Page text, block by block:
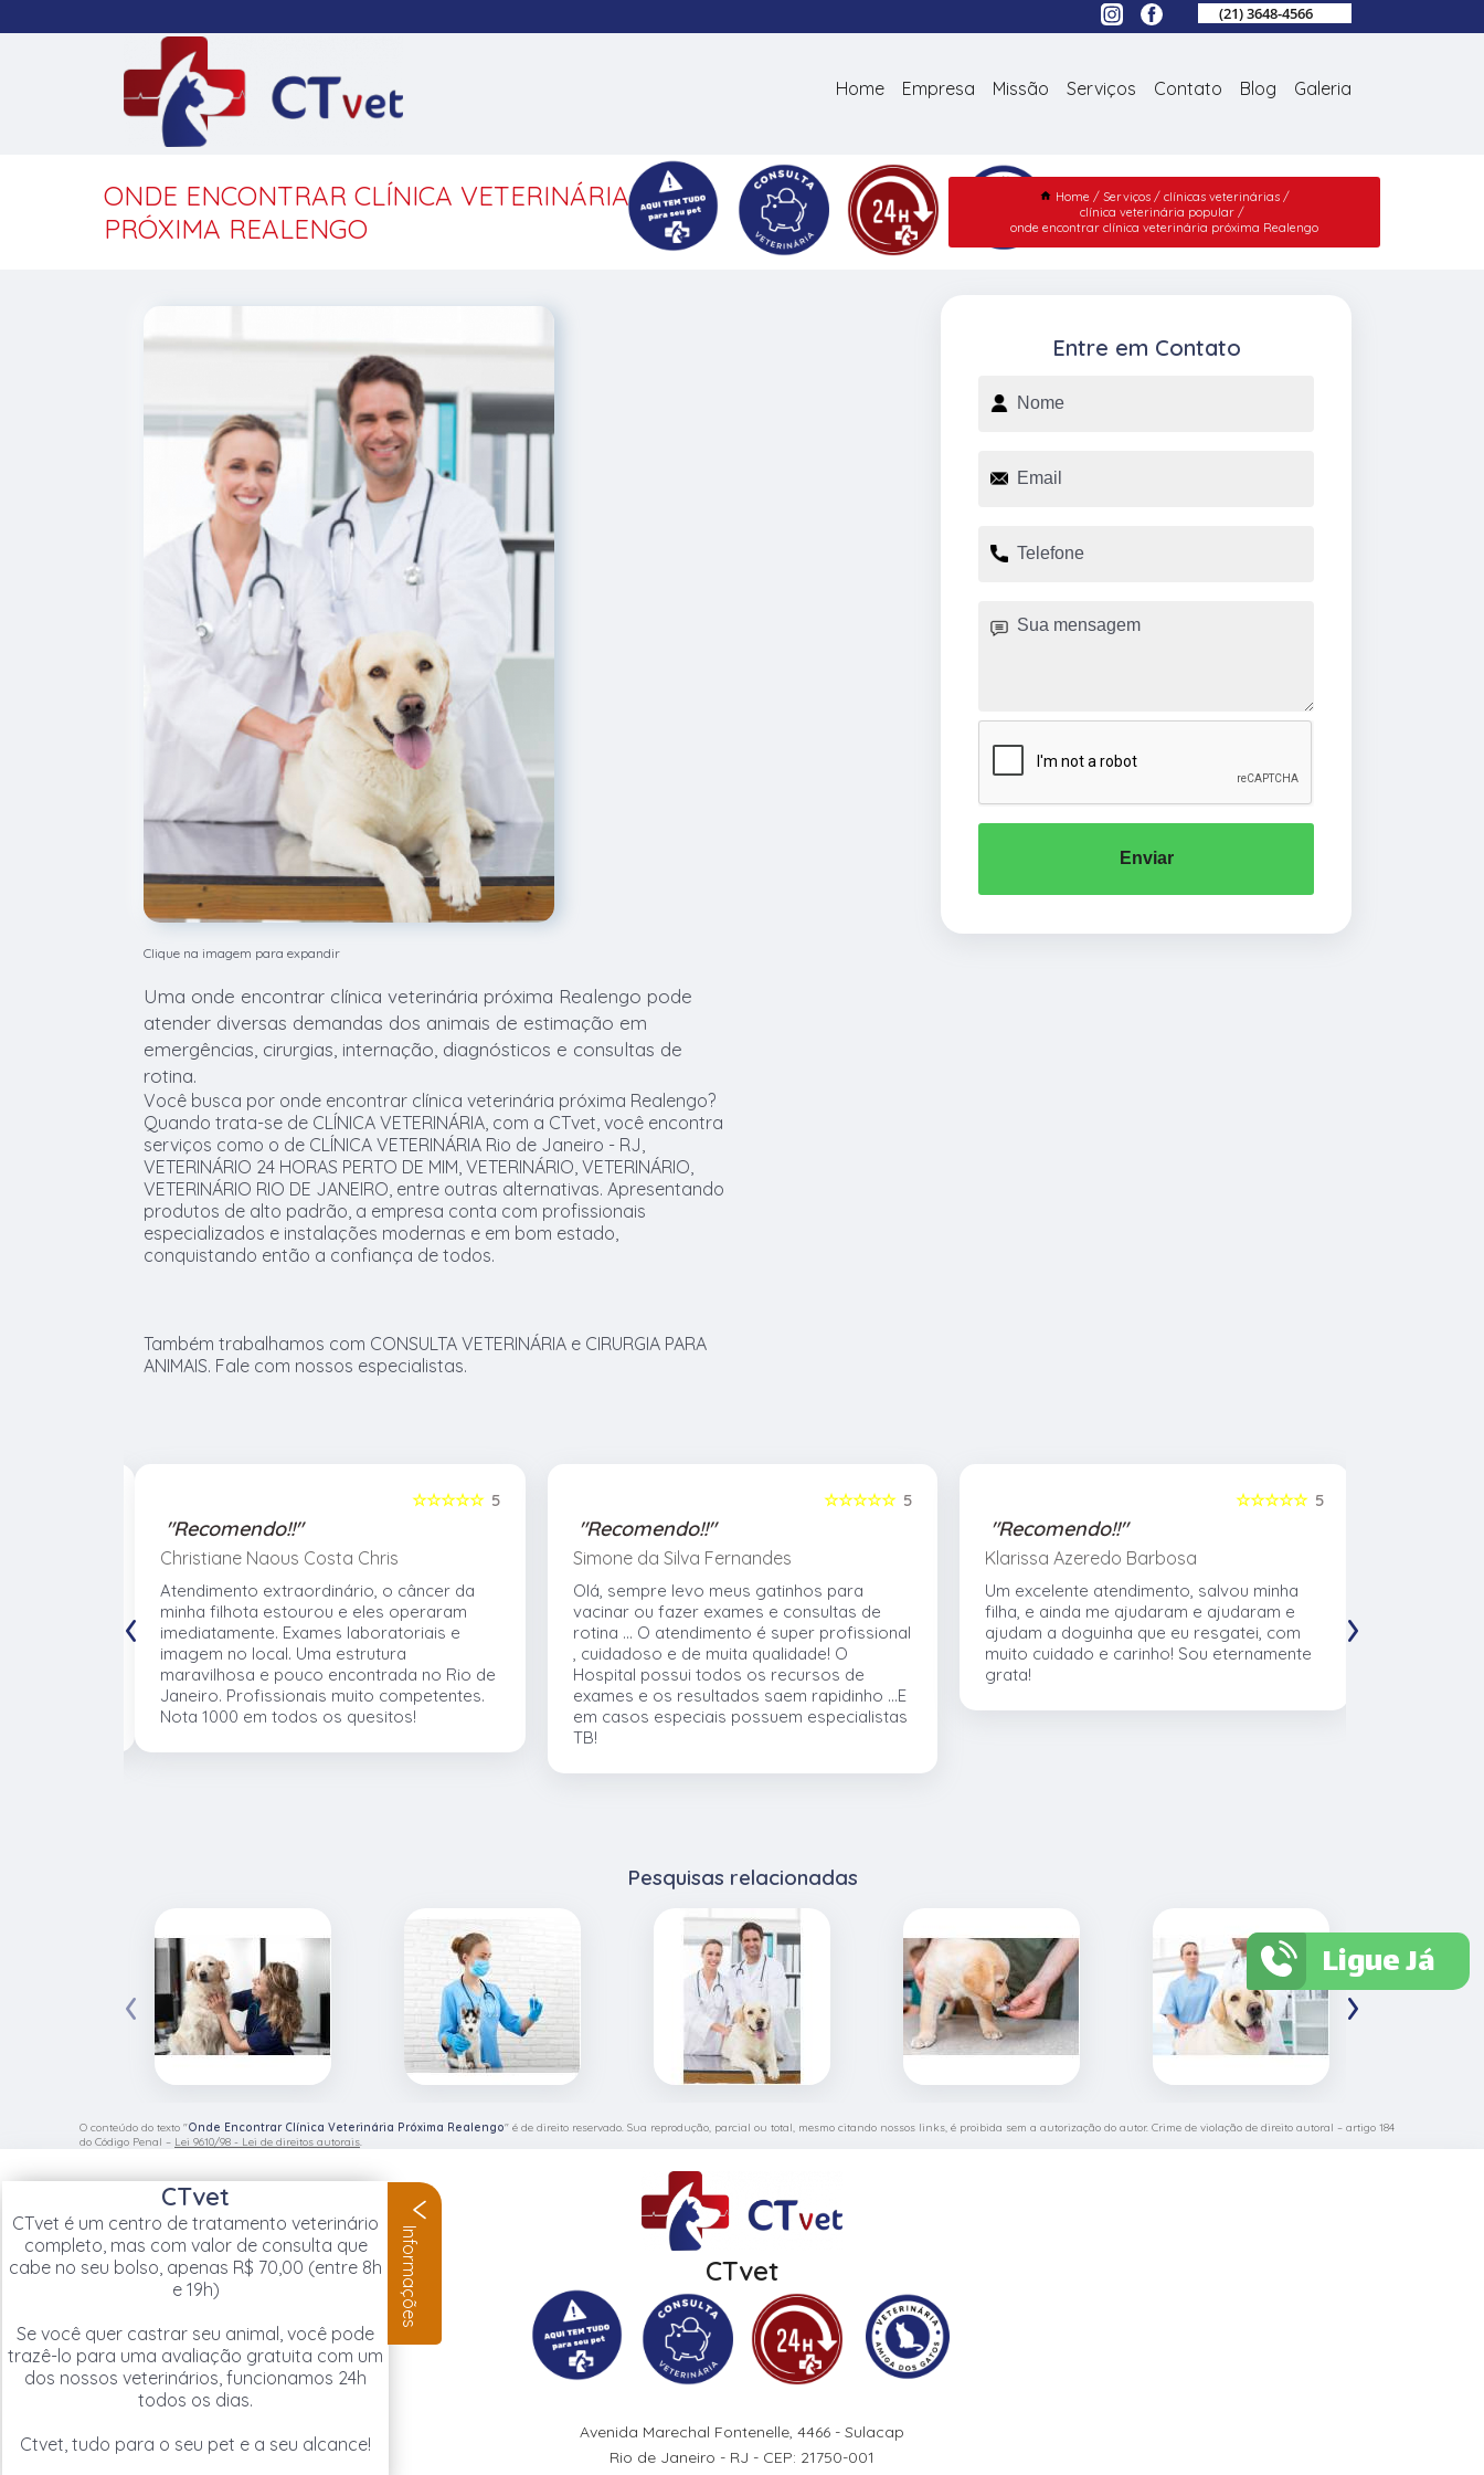
(21) 3648-4566
Home Empresa Missão Serviços Contato Blog Galeria
ONDE ENCONTRAR CLÍNICA VETERINÁRIA
PRÓXIMA REALENGO
Home Serviços
clínicas veterinárias
clínica veterinária popular
onde encontrar clínica veterinária próxima Realengo
Clique na imagem para expandir
Uma onde encontrar clínica veterinária próxima Realengo pode
atender diversas demandas dos animais de estimação em
emergências, cirurgias, internação, diagnósticos e consultas de
rotina.
Você busca por onde encontrar clínica veterinária próxima Realengo?
Quando trata-se de CLÍNICA VETERINÁRIA, com a CTvet, você encontra
serviços como o de CLÍNICA VETERINÁRIA Rio de Janeiro - RJ,
VETERINÁRIO 24 HORAS PERTO DE MIM, VETERINÁRIO, VETERINÁRIO,
VETERINÁRIO RIO DE JANEIRO, entre outras alternativas. Apresentando
produtos de alto padrão, a empresa conta com profissionais
especializados e instalações modernas e em bom estado,
conquistando então a confiança de todos.
Também trabalhamos com CONSULTA VETERINÁRIA e CIRURGIA PARA
ANIMAIS. Fale com nossos especialistas.
Entre em Contato
Enviar
5
☆☆☆☆☆
"Recomendo!!"
Christiane Naous Costa Chris
Atendimento extraordinário, o câncer da
minha filhota estourou e eles operaram
imediatamente. Exames laboratoriais e
imagem no local. Uma estrutura
maravilhosa e pouco encontrada no Rio de
Janeiro. Profissionais muito competentes.
Nota 1000 em todos os quesitos!
5
☆☆☆☆☆
"Recomendo!!"
Simone da Silva Fernandes
Olá, sempre levo meus gatinhos para
vacinar ou fazer exames e consultas de
rotina ... O atendimento é super profissional
, cuidadoso e de muita qualidade! O
Hospital possui todos os recursos de
exames e os resultados saem rapidinho ...E
em casos especiais possuem especialistas
TB!
5
☆☆☆☆☆
"Recomendo!!"
Klarissa Azeredo Barbosa
Um excelente atendimento, salvou minha
filha, e ainda me ajudaram e ajudaram e
ajudam a doguinha que eu resgatei, com
muito cuidado e carinho! Sou eternamente
grata!
‹ ›
Pesquisas relacionadas
‹ ›
O conteúdo do texto "Onde Encontrar Clínica Veterinária Próxima Realengo" é de direito reservado. Sua reprodução, parcial ou total, mesmo citando nossos links, é proibida sem a autorização do autor. Crime de violação de direito autoral – artigo 184
do Código Penal – Lei 9610/98 - Lei de direitos autorais.
CTvet
Avenida Marechal Fontenelle, 4466 - Sulacap
Rio de Janeiro - RJ - CEP: 21750-001
CTvet
CTvet é um centro de tratamento veterinário
completo, mas com valor de consulta que
cabe no seu bolso, apenas R$ 70,00 (entre 8h
e 19h)
Se você quer castrar seu animal, você pode
trazê-lo para uma avaliação gratuita com um
dos nossos veterinários, funcionamos 24h
todos os dias.
Ctvet, tudo para o seu pet e a seu alcance!
Informações
Ligue Já